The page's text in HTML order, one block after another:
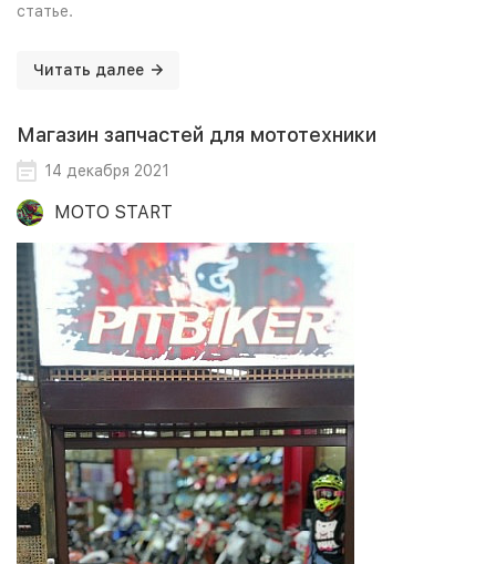
статье.
Читать далее
Магазин запчастей для мототехники
14 декабря 2021
MOTO START